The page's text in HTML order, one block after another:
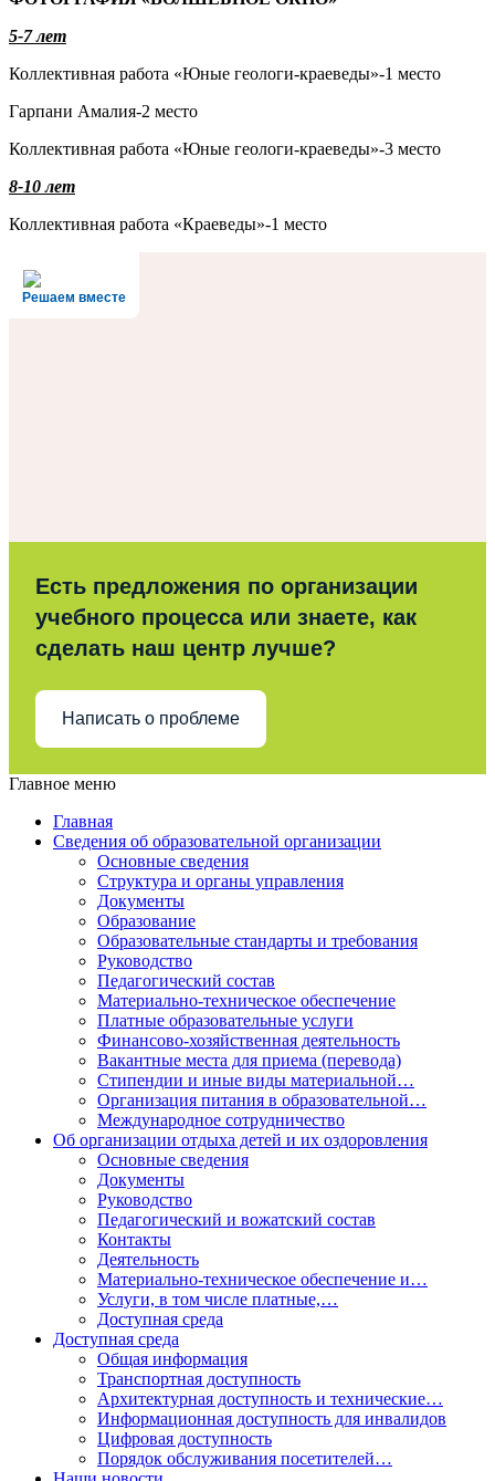
5-7 лет
Коллективная работа «Юные геологи-краеведы»-1 место
Гарпани Амалия-2 место
Коллективная работа «Юные геологи-краеведы»-3 место
8-10 лет
Коллективная работа «Краеведы»-1 место
Решаем вместе
Есть предложения по организации
учебного процесса или знаете, как
сделать наш центр лучше?
Написать о проблеме
Главное меню
Главная
Сведения об образовательной организации
Основные сведения
Структура и органы управления
Документы
Образование
Образовательные стандарты и требования
Руководство
Педагогический состав
Материально-техническое обеспечение
Платные образовательные услуги
Финансово-хозяйственная деятельность
Вакантные места для приема (перевода)
Стипендии и иные виды материальной…
Организация питания в образовательной…
Международное сотрудничество
Об организации отдыха детей и их оздоровления
Основные сведения
Документы
Руководство
Педагогический и вожатский состав
Контакты
Деятельность
Материально-техническое обеспечение и…
Услуги, в том числе платные,…
Доступная среда
Доступная среда
Общая информация
Транспортная доступность
Архитектурная доступность и технические…
Информационная доступность для инвалидов
Цифровая доступность
Порядок обслуживания посетителей…